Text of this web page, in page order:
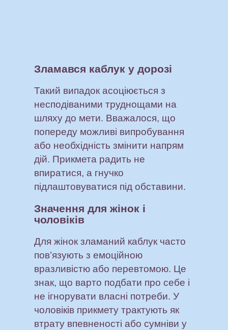
Зламався каблук у дорозі
Такий випадок асоціюється з
несподіваними труднощами на
шляху до мети. Вважалося, що
попереду можливі випробування
або необхідність змінити напрям
дій. Прикмета радить не
впиратися, а гнучко
підлаштовуватися під обставини.
Значення для жінок і
чоловіків
Для жінок зламаний каблук часто
пов’язують з емоційною
вразливістю або перевтомою. Це
знак, що варто подбати про себе і
не ігнорувати власні потреби. У
чоловіків прикмету трактують як
втрату впевненості або сумніви у